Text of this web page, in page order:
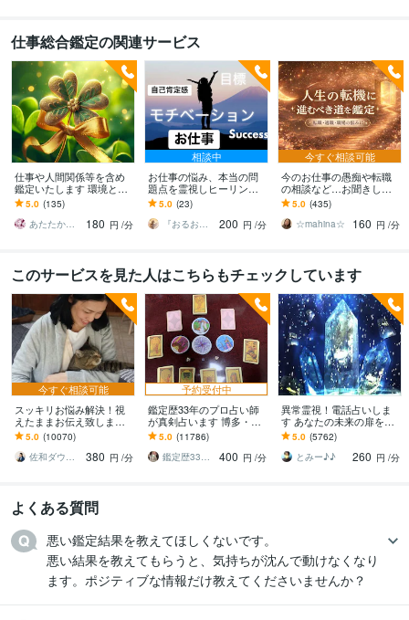
仕事総合鑑定の関連サービス
仕事や人間関係等を含め
鑑定いたします 環境との
相性、努力の方向性、転
職時期等タロット鑑定い
たします
5.0 (135)
あたたかな ゆうひ
180 円 /分
相談中
お仕事の悩み、本当の問
題点を霊視しヒーリング
します 本当の要因、魂の
目的などを霊視し導きま
す✡️【高次元】
5.0 (23)
『おるおるー』波動アップヒーラー
200 円 /分
今すぐ相談可能
今のお仕事の愚痴や転職
の相談など…お聞きしま
す 今の仕事を辞めて転職
したら…どんな仕事が向
く？ご相談ください
5.0 (435)
☆mahina☆
160 円 /分
このサービスを見た人はこちらもチェックしています
今すぐ相談可能
スッキリお悩み解決！視
えたままお伝え致します
恋愛、結婚、人間関係、
仕事、人生、ペットの気
持ち等◎祈願付き
5.0 (10070)
佐和ダウジング＆スピリットメンター
380 円 /分
予約受付中
鑑定歴33年のプロ占い師
が真剣占います 博多・廓
屋の純血統占い祈願師
雷鳥
5.0 (11786)
鑑定歴33年のプロ占い師 雷鳥
400 円 /分
異常霊視！電話占いしま
す あなたの未来の扉を開
けます(^^)
5.0 (5762)
とみー♪♪
260 円 /分
よくある質問
悪い鑑定結果を教えてほしくないです。
悪い結果を教えてもらうと、気持ちが沈んで動けなくなり
ます。ポジティブな情報だけ教えてくださいませんか？